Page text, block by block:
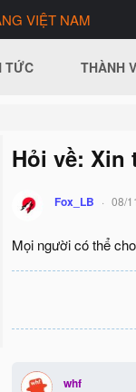
VIỆT NAM
TỨC THÀNH
Hỏi về: Xin
Fox_LB 08/
Mọi người có thể
whf